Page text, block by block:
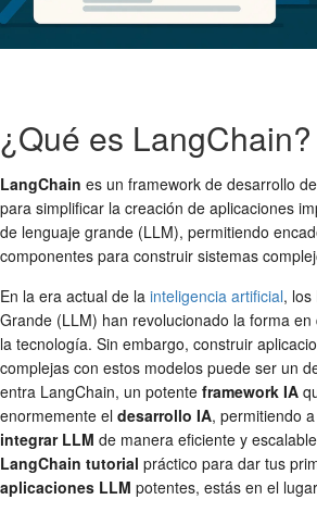
¿Qué es LangChain?
LangChain es un framework de desarrollo
para simplificar la creación de aplicaciones
de lenguaje grande (LLM), permitiendo
componentes para construir sistemas
En la era actual de la inteligencia artificial, los
Grande (LLM) han revolucionado la forma
la tecnología. Sin embargo, construir
complejas con estos modelos puede ser un
entra LangChain, un potente framework IA
enormemente el desarrollo IA, permitiendo
integrar LLM de manera eficiente y
LangChain tutorial práctico para dar tus
aplicaciones LLM potentes, estás en el